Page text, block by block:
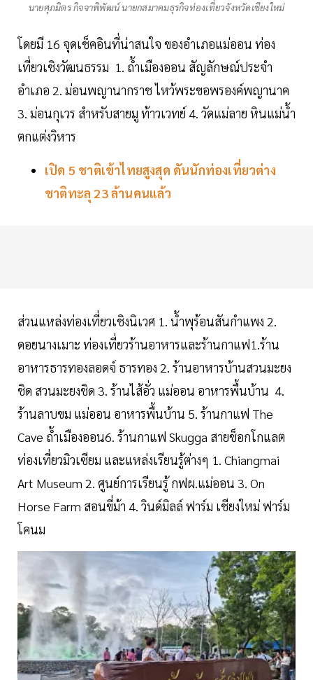
นายศุภมิตร กิจจาพิพัฒน์ นายกสมาคมธุรกิจท่องเที่ยวจังหวัดเชียงใหม่
โดยมี 16 จุดเช็คอินที่น่าสนใจ ของอำเภอแม่ออน ท่อง
เที่ยวเชิงวัฒนธรรม 1. ถ้ำเมืองออน สัญลักษณ์ประจำ
อำเภอ 2. ม่อนพญานากราช ไหว้พระขอพรองค์พญานาค
3. ม่อนกุเวร สำหรับสายมู ท้าวเวทย์ 4. วัดแม่ลาย หินแม่น้ำ
ตกแต่งวิหาร
เปิด 5 ชาติเข้าไทยสูงสุด ดันนักท่องเที่ยวต่าง
ชาติทะลุ 23 ล้านคนแล้ว
ส่วนแหล่งท่องเที่ยวเชิงนิเวศ 1. น้ำพุร้อนสันกำแพง 2.
ดอยนางเมาะ ท่องเที่ยวร้านอาหารและร้านกาแฟ1.ร้าน
อาหารธารทองลอดจ์ ธารทอง 2. ร้านอาหารบ้านสวนมะยง
ชิด สวนมะยงชิด 3. ร้านไส้อั่ว แม่ออน อาหารพื้นบ้าน 4.
ร้านลาบขม แม่ออน อาหารพื้นบ้าน 5. ร้านกาแฟ The
Cave ถ้ำเมืองออน6. ร้านกาแฟ Skugga สายช็อกโกแลต
ท่องเที่ยวมิวเซียม และแหล่งเรียนรู้ต่างๆ 1. Chiangmai
Art Museum 2. ศูนย์การเรียนรู้ กฟผ.แม่ออน 3. On
Horse Farm สอนขี่ม้า 4. วินด์มิลล์ ฟาร์ม เชียงใหม่ ฟาร์ม
โคนม